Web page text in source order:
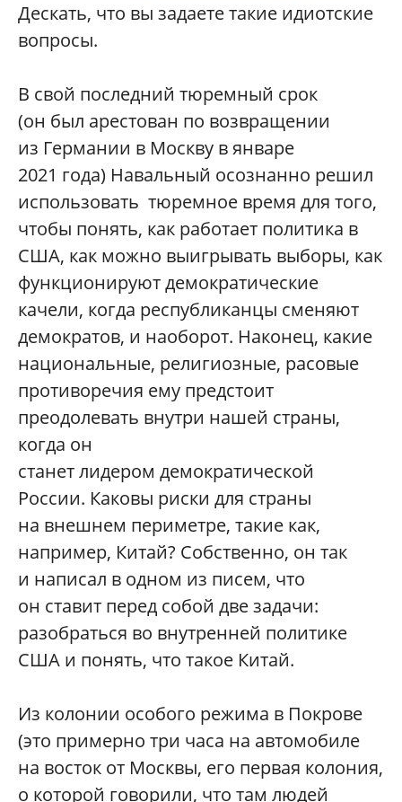
Дескать, что вы задаете такие идиотские
вопросы.
В свой последний тюремный срок
(он был арестован по возвращении
из Германии в Москву в январе
2021 года) Навальный осознанно решил
использовать тюремное время для того,
чтобы понять, как работает политика в
США, как можно выигрывать выборы, как
функционируют демократические
качели, когда республиканцы сменяют
демократов, и наоборот. Наконец, какие
национальные, религиозные, расовые
противоречия ему предстоит
преодолевать внутри нашей страны,
когда он
станет лидером демократической
России. Каковы риски для страны
на внешнем периметре, такие как,
например, Китай? Собственно, он так
и написал в одном из писем, что
он ставит перед собой две задачи:
разобраться во внутренней политике
США и понять, что такое Китай.
Из колонии особого режима в Покрове
(это примерно три часа на автомобиле
на восток от Москвы, его первая колония,
о которой говорили, что там людей